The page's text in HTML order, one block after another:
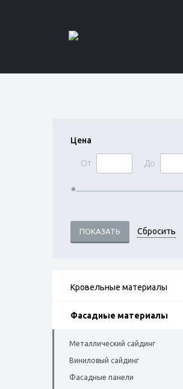
Цена
От До
Кровельные материалы
Фасадные материалы
Металлический сайдинг
Виниловый сайдинг
Фасадные панели